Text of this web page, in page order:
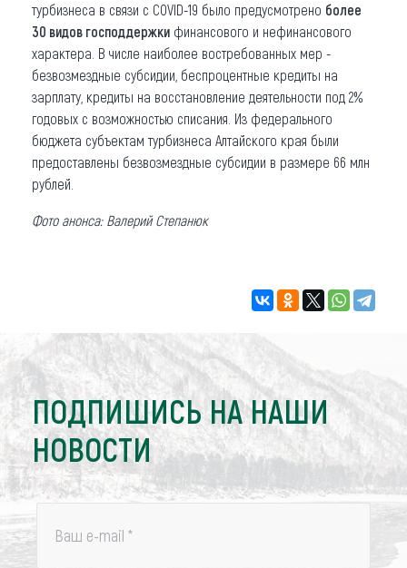
турбизнеса в связи с COVID-19 было предусмотрено более
30 видов господдержки финансового и нефинансового
характера. В числе наиболее востребованных мер -
безвозмездные субсидии, беспроцентные кредиты на
зарплату, кредиты на восстановление деятельности под 2%
годовых с возможностью списания. Из федерального
бюджета субъектам турбизнеса Алтайского края были
предоставлены безвозмездные субсидии в размере 66 млн
рублей.
Фото анонса: Валерий Степанюк
ПОДПИШИСЬ НА НАШИ
НОВОСТИ
Ваш e-mail *